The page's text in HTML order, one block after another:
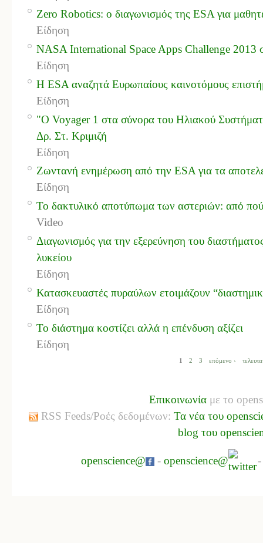
Zero Robotics: ο διαγωνισμός της ESA για
Είδηση
NASA International Space Apps Challenge 2013
Είδηση
Η ESA αναζητά Ευρωπαίους καινοτόμους
Είδηση
"Ο Voyager 1 στα σύνορα του Ηλιακού
Δρ. Στ. Κριμιζή
Είδηση
Ζωντανή ενημέρωση από την ESA για τα
Είδηση
Το δακτυλικό αποτύπωμα των αστεριών: από
Video
Διαγωνισμός για την εξερεύνηση του
λυκείου
Είδηση
Κατασκευαστές πυραύλων ετοιμάζουν
Είδηση
Το διάστημα κοστίζει αλλά η επένδυση αξίζει
Είδηση
1 2 3 επόμενο ›
Επικοινωνία με το
RSS Feeds/Ροές δεδομένων: Τα νέα του
blog του
openscience@ - openscience@